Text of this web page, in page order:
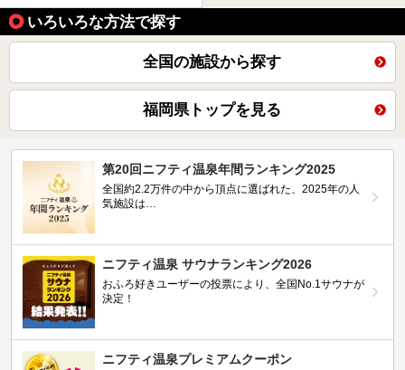
いろいろな方法で探す
全国の施設から探す
福岡県トップを見る
第20回ニフティ温泉年間ランキング2025
全国約2.2万件の中から頂点に選ばれた、2025年の人
気施設は…
ニフティ温泉 サウナランキング2026
おふろ好きユーザーの投票により、全国No.1サウナが
決定！
ニフティ温泉プレミアムクーポン